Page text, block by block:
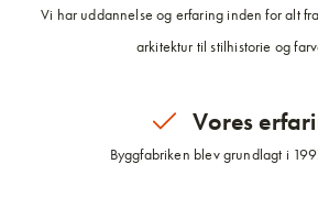
Vi har uddannelse og erfaring inden for alt
arkitektur til stilhistorie og
Vores
Byggfabriken blev grundlagt i